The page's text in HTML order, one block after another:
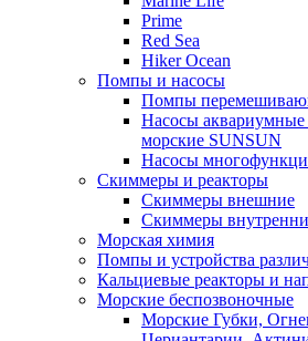
Prime
Red Sea
Hiker Ocean
Помпы и насосы
Помпы
Насосы
морские SUNSUN
Насосы
Скиммеры и реакторы
Скиммеры внешние
Скиммеры
Морская химия
Помпы и устройства
Кальциевые реакторы и
Морские беспозвоночные
Морские Губки,